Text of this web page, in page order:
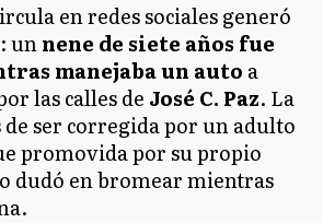
en redes sociales generó
unnene de siete años fue
manejaba un auto a
las calles de José C. Paz. La
ser corregida por un adulto
promovida por su propio
dudó en bromear mientras